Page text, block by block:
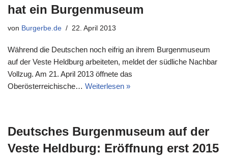
hat ein Burgenmuseum
von Burgerbe.de 22. April 2013
Während die Deutschen noch eifrig an ihrem Burgenmuseum
auf der Veste Heldburg arbeiteten, meldet der südliche Nachbar
Vollzug. Am 21. April 2013 öffnete das
Oberösterreichische… Weiterlesen »
Deutsches Burgenmuseum auf der
Veste Heldburg: Eröffnung erst 2015